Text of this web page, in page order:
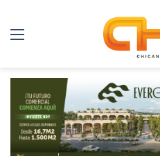
Menú